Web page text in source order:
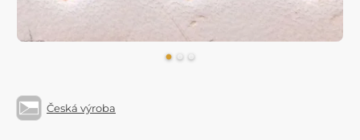
Česká výroba